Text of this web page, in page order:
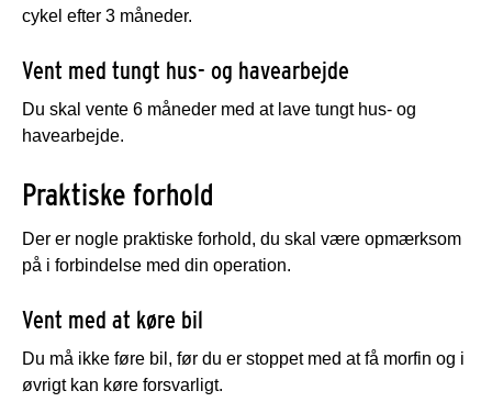
cykel efter 3 måneder.
Vent med tungt hus- og havearbejde
Du skal vente 6 måneder med at lave tungt hus- og
havearbejde.
Praktiske forhold
Der er nogle praktiske forhold, du skal være opmærksom
på i forbindelse med din operation.
Vent med at køre bil
Du må ikke føre bil, før du er stoppet med at få morfin og i
øvrigt kan køre forsvarligt.